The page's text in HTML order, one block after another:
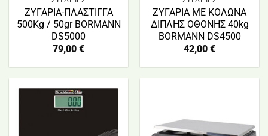
ΖΥΓΑΡΙΑ-ΠΛΑΣΤΙΓΓΑ
500Kg / 50gr BORMANN
DS5000
79,00 €
ΖΥΓΑΡΙΑ ΜΕ ΚΟΛΩΝΑ
ΔΙΠΛΗΣ ΟΘΟΝΗΣ 40kg
BORMANN DS4500
42,00 €